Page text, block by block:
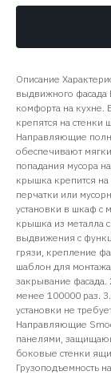
Описание
выдвижного фасада
комфорта на кухне.
крепятся на стенки
Направляющие
обеспечивают
попадания мусора
крышка крепится
перчатки или
установки в шкаф с
крышка из металла
выдвижения с
грязи, крепление
шаблон для
закрывание фасада.
менее 100000 раз.
установки не
Направляющие
панелями,
боковые стенки
Грузоподъемность